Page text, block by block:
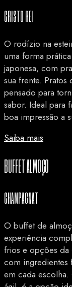
CRISTO REI
O rodízio na
uma forma
japonesa, com
sua frente.
pensado para
sabor. Ideal para
boa impressão a
Saiba mais
BUFFET ALMOÇO
CHAMPAGNAT
O buffet de
experiência
frios e opções da
com ingredientes
em cada